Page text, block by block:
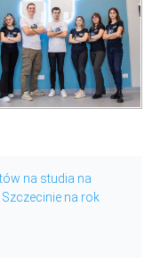
na studia na
na rok